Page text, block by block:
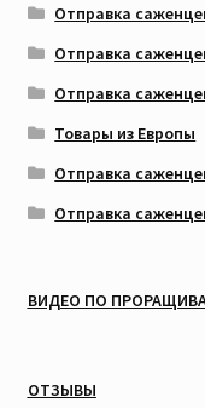
Отправка
Отправка
Отправка
Товары из Европы
Отправка
Отправка
ВИДЕО ПО
ОТЗЫВЫ